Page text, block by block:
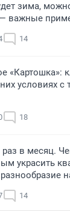
зима,
— важные
14
«Картошка»:
условиях с
18
раз в месяц.
украсить
14